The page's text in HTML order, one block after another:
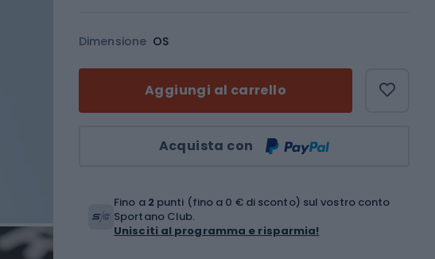
Dimensione OS
Aggiungi al carrello
Acquista con
Fino a 2 punti (fino a 0 € di sconto) sul vostro conto
Sportano Club.
Unisciti al programma e risparmia!